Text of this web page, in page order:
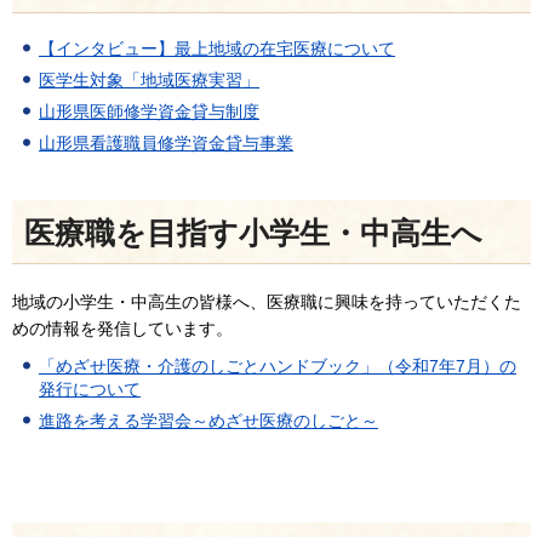
【インタビュー】最上地域の在宅医療について
医学生対象「地域医療実習」
山形県医師修学資金貸与制度
山形県看護職員修学資金貸与事業
医療職を目指す小学生・中高生へ
地域の小学生・中高生の皆様へ、医療職に興味を持っていただくた
めの情報を発信しています。
「めざせ医療・介護のしごとハンドブック」（令和7年7月）の
発行について
進路を考える学習会～めざせ医療のしごと～